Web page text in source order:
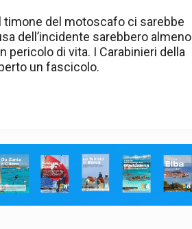
timone del motoscafo ci sarebbe
dell’incidente sarebbero almeno
pericolo di vita. I Carabinieri della
un fascicolo.